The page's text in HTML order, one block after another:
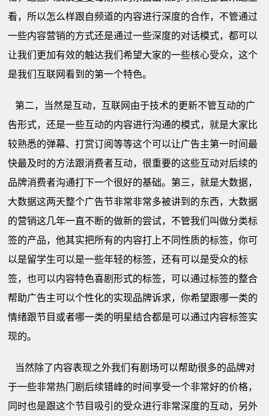
看，所以怎么样跟自频道的内容进行深度的合作，不管通过
一些内容营销的方式还是通过一些深度的对话模式，都可以
让我们更加有效的触达我们希望大家的一些核心受众，这个
是我们互联网看到的第一个特色。
第二，当然是互动，互联网由于技术的更新不管互动的广
告形式，还是一些互动的内容进行沟通的模式，就是大家比
较熟悉的弹幕、打赏订阅等等这个可以让广告主第一时间最
快最及时的方法跟消费者互动，很重要的这些互动对后续的
品牌消费者沟通打下一个很好的基础。第三，就是大数据，
大数据这两天整个广告节非常非常多被讲到的东西，大数据
的营销这几年一直不断的做新的尝试，不管我们叫做分类标
签的产品，他其实把所有的内容打上不同性质的标签，你可
以是留学生可以是一些年轻的标签，还有可以是受众的标
签，也可以内容特色喜剧形式的标签，可以通过标签的整合
帮助广告主可以个性化的实现品牌诉求，你希望跟哪一类的
情绪跟节目或者哪一类的明星结合都是可以通过内容标签实
现的。
当然除了内容表现之外我们有剧场可以帮助很多的品牌对
于一些非常热门剧后续错峰的时间享受一个非常好的价格，
同时也是跟这个节目吸引的受众进行非常深度的互动，另外